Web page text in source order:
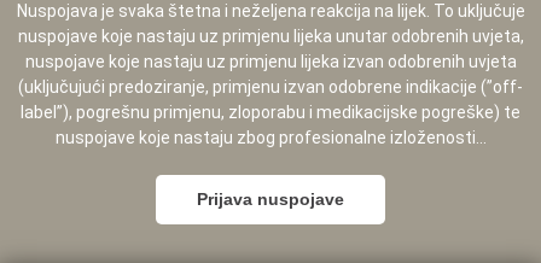
Nuspojava je svaka štetna i neželjena reakcija na lijek. To uključuje
nuspojave koje nastaju uz primjenu lijeka unutar odobrenih uvjeta,
nuspojave koje nastaju uz primjenu lijeka izvan odobrenih uvjeta
(uključujući predoziranje, primjenu izvan odobrene indikacije (”off-
label”), pogrešnu primjenu, zloporabu i medikacijske pogreške) te
nuspojave koje nastaju zbog profesionalne izloženosti...
Prijava nuspojave